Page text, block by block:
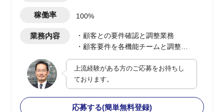
稼働率 100%
業務内容
・顧客との要件確認と調整業務
・顧客要件を各機能チームと調整
・上記業務に関わる各種提案資料やPJに
必要な資料作成業務
上流経験がある方のご応募をお待ちし
ております。
応募する(簡単無料登録)